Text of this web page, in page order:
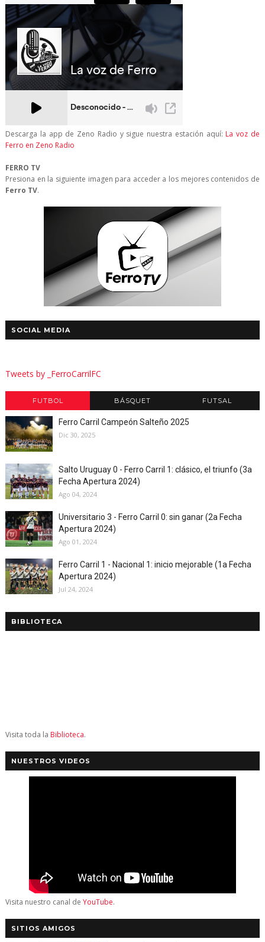
Descarga la app de Zeno Radio y sigue nuestra estación aquí: La voz de
Ferro en Zeno Radio
FERRO TV
Presiona en la siguiente imagen para acceder a los mejores contenidos de
Ferro TV.
SOCIAL MEDIA
Tweets by _FerroCarrilFC
FUTBOL BÁSQUET FUTSAL
Ferro Carril Campeón Salteño 2025
Dic 30, 2025
Salto Uruguay 0 - Ferro Carril 1: clásico, el triunfo (3a
Fecha Apertura 2024)
Ago 04, 2024
Universitario 3 - Ferro Carril 0: sin ganar (2a Fecha
Apertura 2024)
Ago 01, 2024
Ferro Carril 1 - Nacional 1: inicio mejorable (1a Fecha
Apertura 2024)
Jul 24, 2024
BIBLIOTECA
Visita toda la Biblioteca.
NUESTROS VIDEOS
Visita nuestro canal de YouTube.
SITIOS AMIGOS